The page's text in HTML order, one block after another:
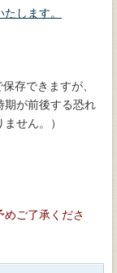
します。
存できますが、
が前後する恐れ
せん。）
ご了承くださ